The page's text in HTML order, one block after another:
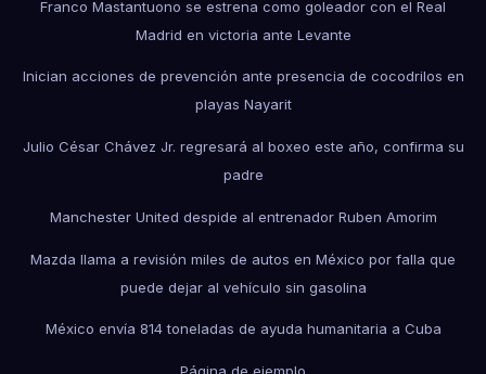
Franco Mastantuono se estrena como goleador con el Real
Madrid en victoria ante Levante
Inician acciones de prevención ante presencia de cocodrilos en
playas Nayarit
Julio César Chávez Jr. regresará al boxeo este año, confirma su
padre
Manchester United despide al entrenador Ruben Amorim
Mazda llama a revisión miles de autos en México por falla que
puede dejar al vehículo sin gasolina
México envía 814 toneladas de ayuda humanitaria a Cuba